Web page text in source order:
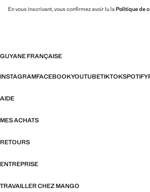
En vous inscrivant, vous confirmez avoir lu la Politique de
GUYANE FRANÇAISE
INSTAGRAMFACEBOOKYOUTUBETIKTOKSPOTIFY
AIDE
MES ACHATS
RETOURS
ENTREPRISE
TRAVAILLER CHEZ MANGO